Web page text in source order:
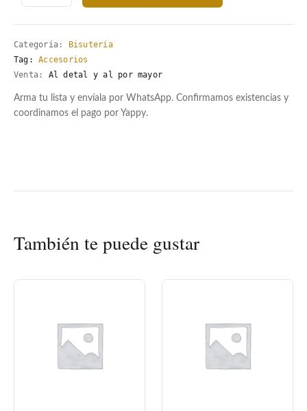
Categoría: Bisutería
Tag:Accesorios
Venta:
Al detal y al por mayor
Arma tu lista y envíala por WhatsApp. Confirmamos existencias y
coordinamos el pago por Yappy.
También te puede gustar